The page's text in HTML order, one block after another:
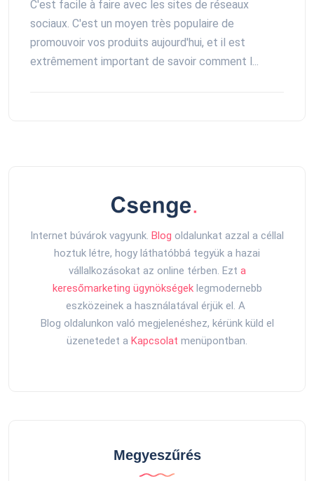
C'est facile à faire avec les sites de réseaux
sociaux. C'est un moyen très populaire de
promouvoir vos produits aujourd'hui, et il est
extrêmement important de savoir comment l...
Internet búvárok vagyunk. Blog oldalunkat azzal a céllal
hoztuk létre, hogy láthatóbbá tegyük a hazai
vállalkozásokat az online térben. Ezt a
keresőmarketing ügynökségeklegmodernebb
eszközeinek a használatával érjük el. A
Blog oldalunkon való megjelenéshez, kérünk küld el
üzenetedet a Kapcsolat menüpontban.
Megyeszűrés